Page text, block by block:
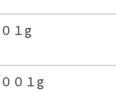
１g
０１g